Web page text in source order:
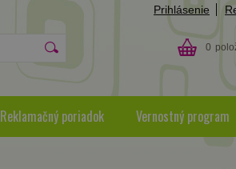
Prihlásenie
0
Reklamačný poriadok Vernostný program